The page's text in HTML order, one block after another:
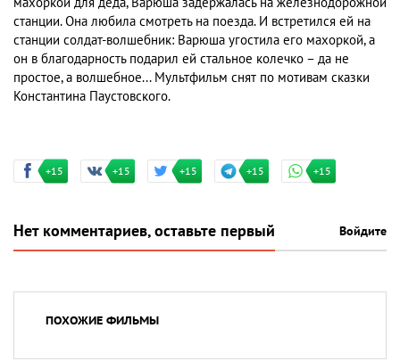
станции. Она любила смотреть на поезда. И встретился ей на
станции солдат-волшебник: Варюша угостила его махоркой, а
он в благодарность подарил ей стальное колечко – да не
простое, а волшебное... Мультфильм снят по мотивам сказки
Константина Паустовского.
+15 +15 +15 +15 +15
Нет комментариев, оставьте первый Войдите
ПОХОЖИЕ ФИЛЬМЫ